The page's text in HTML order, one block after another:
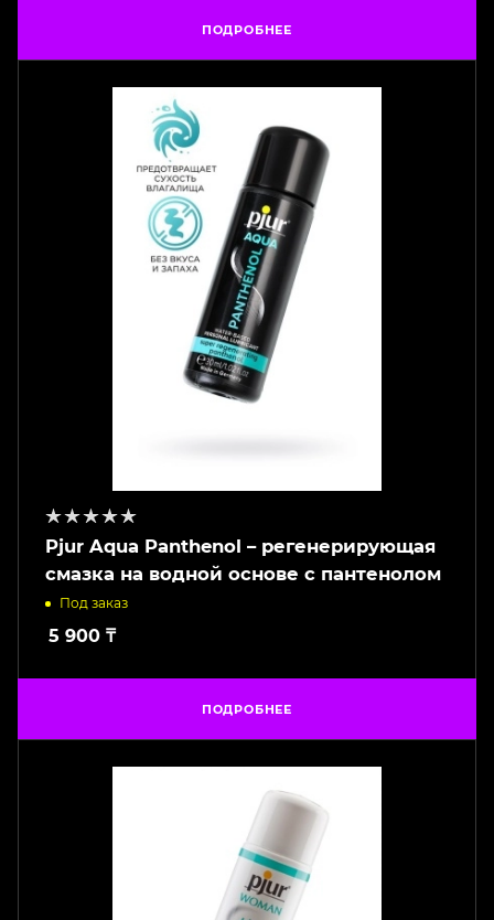
ПОДРОБНЕЕ
Pjur Aqua Panthenol – регенерирующая
смазка на водной основе с пантенолом
Под заказ
5 900 ₸
ПОДРОБНЕЕ